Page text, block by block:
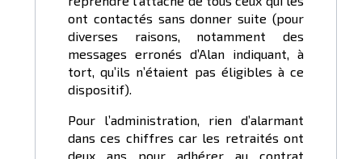
ont contactés sans donner suite (pour
diverses raisons, notamment des
messages erronés d’Alan indiquant, à
tort, qu’ils n’étaient pas éligibles à ce
dispositif).
Pour l’administration, rien d’alarmant
dans ces chiffres car les retraités ont
deux ans pour adhérer au contrat